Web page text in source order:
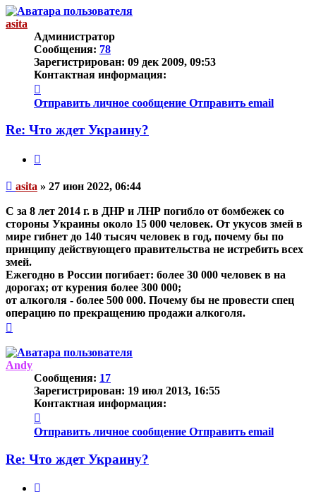
началу
asita
Администратор
Сообщения: 78
Зарегистрирован: 09 дек 2009, 09:53
Контактная информация:
информация
пользователя
Отправить личное сообщение Отправить email
Re: Что ждет Украину?
Непрочитанное
asita » 27 июн 2022, 06:44
С за 8 лет 2014 г. в ДНР и ЛНР погибло от бомбежек со
стороны Украины около 15 000 человек. От укусов змей в
мире гибнет до 140 тысяч человек в год, почему бы по
принципу действующего правительства не истребить всех
змей.
Ежегодно в России погибает: более 30 000 человек в на
дорогах; от курения более 300 000;
от алкоголя - более 500 000. Почему бы не провести спец
операцию по прекращению продажи алкоголя.
началу
Andy
Сообщения: 17
Зарегистрирован: 19 июл 2013, 16:55
Контактная информация:
информация
пользователя
Отправить личное сообщение Отправить email
Re: Что ждет Украину?